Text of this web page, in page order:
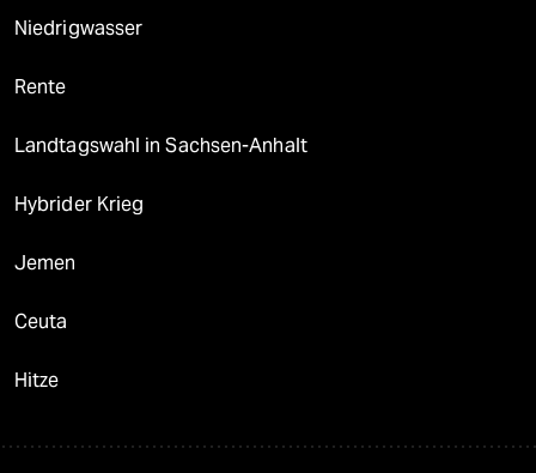
Niedrigwasser
Rente
Landtagswahl in Sachsen-Anhalt
Hybrider Krieg
Jemen
Ceuta
Hitze